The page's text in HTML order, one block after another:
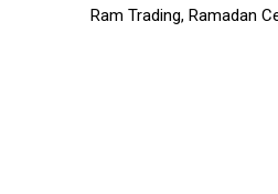
Ram Trading, Ramadan